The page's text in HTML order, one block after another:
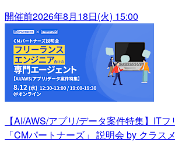
開催前2026年8月18日(火) 15:00
【AI/AWS/アプリ/データ案件特集】IT
「CMパートナーズ」 説明会 by クラス